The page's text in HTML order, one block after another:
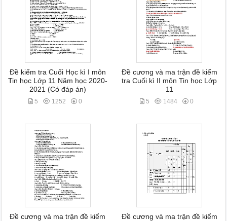
Đề kiểm tra Cuối Học kì I môn
Tin học Lớp 11 Năm học 2020-
2021 (Có đáp án)
5 1252 0
Đề cương và ma trận đề kiểm
tra Cuối kì II môn Tin học Lớp
11
5 1484 0
Đề cương và ma trận đề kiểm
Đề cương và ma trận đề kiểm